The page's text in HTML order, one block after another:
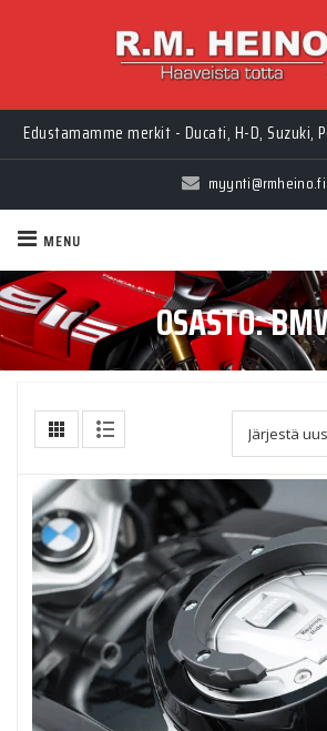
Myynti Ma-Pe 10-18, La 10-14,
Edustamamme merkit - Ducati, H-D, Suzuki,
myynti@rmheino.fi
MENU
OSASTO: